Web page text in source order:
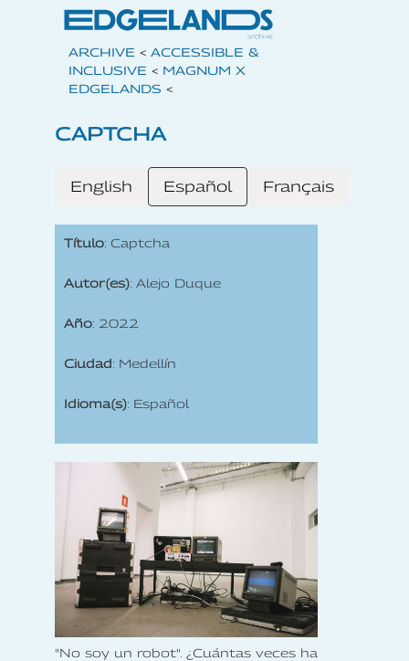
ARCHIVE < ACCESSIBLE &
INCLUSIVE < MAGNUM X
EDGELANDS <
CAPTCHA
English Español Français
Título: Captcha
Autor(es): Alejo Duque
Año: 2022
Ciudad: Medellín
Idioma(s): Español
"No soy un robot". ¿Cuántas veces ha